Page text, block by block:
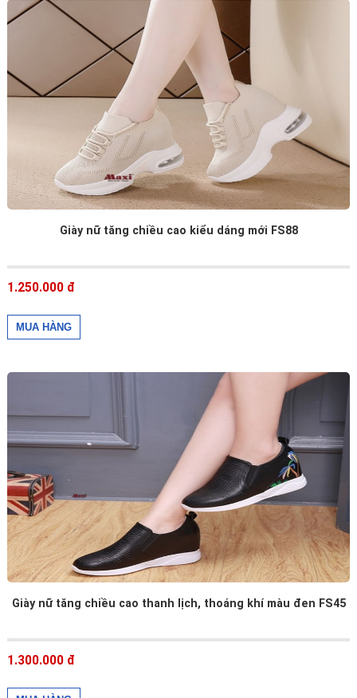
Giày nữ tăng chiều cao kiểu dáng mới FS88
1.250.000 đ
Giày nữ tăng chiều cao thanh lịch, thoáng khí màu đen FS45
1.300.000 đ